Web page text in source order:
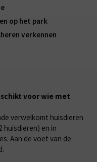
op het park
verkennen
voor wie met
verwelkomt huisdieren
huisdieren) en in
Aan de voet van de